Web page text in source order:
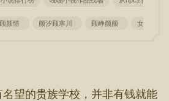
颜惜 颜汐顾寒川 顾峥颜颜 女主颜汐
望的贵族学校，并非有钱就能